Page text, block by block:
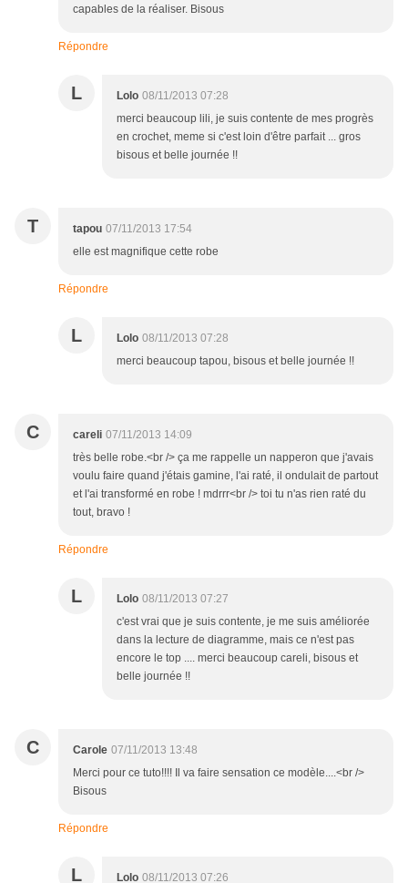
capables de la réaliser. Bisous
Répondre
L Lolo 08/11/2013 07:28
merci beaucoup lili, je suis contente de mes progrès
en crochet, meme si c'est loin d'être parfait ... gros
bisous et belle journée !!
T tapou 07/11/2013 17:54
elle est magnifique cette robe
Répondre
L Lolo 08/11/2013 07:28
merci beaucoup tapou, bisous et belle journée !!
C careli 07/11/2013 14:09
très belle robe.<br /> ça me rappelle un napperon que j'avais
voulu faire quand j'étais gamine, l'ai raté, il ondulait de partout
et l'ai transformé en robe ! mdrrr<br /> toi tu n'as rien raté du
tout, bravo !
Répondre
L Lolo 08/11/2013 07:27
c'est vrai que je suis contente, je me suis améliorée
dans la lecture de diagramme, mais ce n'est pas
encore le top .... merci beaucoup careli, bisous et
belle journée !!
C Carole 07/11/2013 13:48
Merci pour ce tuto!!!! Il va faire sensation ce modèle....<br />
Bisous
Répondre
L Lolo 08/11/2013 07:26